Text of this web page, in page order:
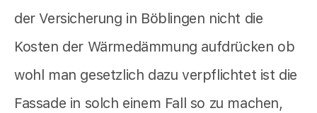
der Versicherung in Böblingen nicht die
Kosten der Wärmedämmung aufdrücken ob
wohl man gesetzlich dazu verpflichtet ist die
Fassade in solch einem Fall so zu machen,